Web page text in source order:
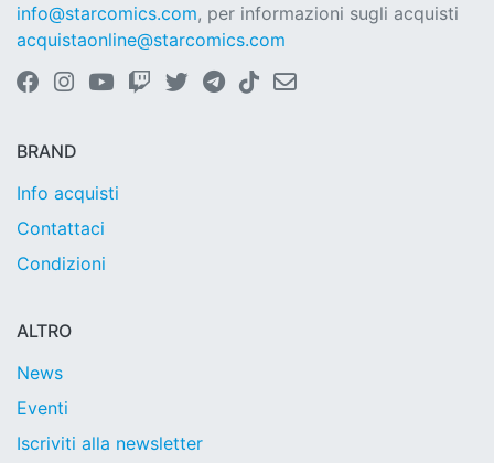
info@starcomics.com, per informazioni sugli acquisti
acquistaonline@starcomics.com
BRAND
Info acquisti
Contattaci
Condizioni
ALTRO
News
Eventi
Iscriviti alla newsletter